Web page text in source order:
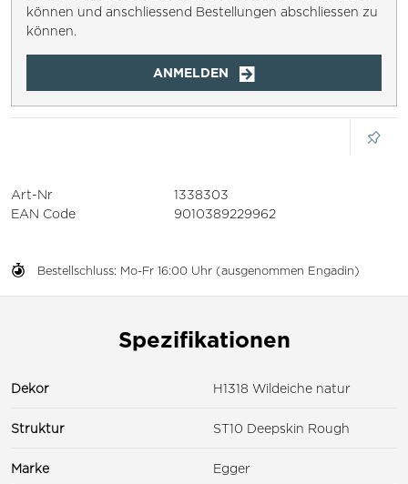
können und anschliessend Bestellungen abschliessen zu
können.
ANMELDEN
Bestellschluss: Mo-Fr 16:00 Uhr (ausgenommen Engadin)
Art-Nr
1338303
EAN Code
9010389229962
Spezifikationen
Dekor H1318 Wildeiche natur
Struktur ST10 Deepskin Rough
Marke Egger